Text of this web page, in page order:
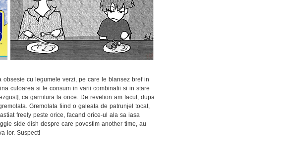
obsesie cu legumele verzi, pe care le blansez bref in
culoarea si le consum in varii combinatii si in stare
ca garnitura la orice. De revelion am facut, dupa
Gremolata fiind o galeata de patrunjel tocat,
freely peste orice, facand orice-ul ala sa iasa
side dish despre care povestim another time, au
lor. Suspect!